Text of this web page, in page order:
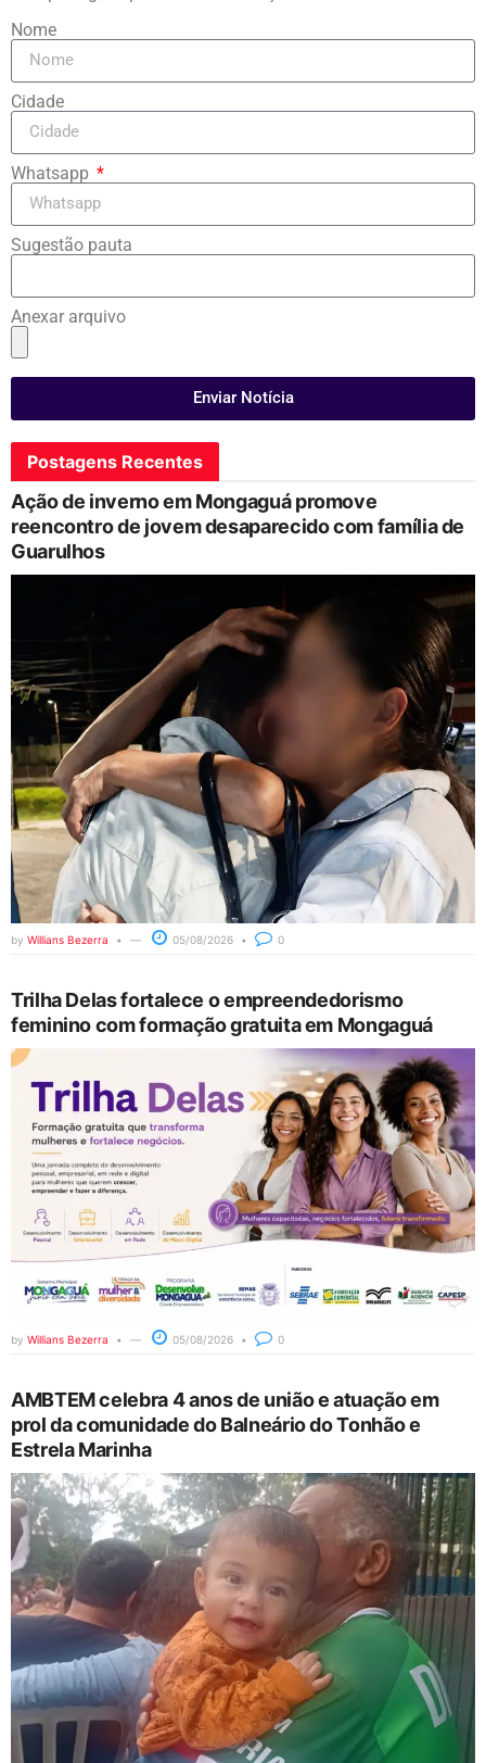
Nome
Cidade
Whatsapp
Sugestão pauta
Anexar arquivo
Enviar Notícia
Postagens Recentes
Ação de inverno em Mongaguá promove
reencontro de jovem desaparecido com família de
Guarulhos
by Willians Bezerra 05/08/2026 0
Trilha Delas fortalece o empreendedorismo
feminino com formação gratuita em Mongaguá
by Willians Bezerra 05/08/2026 0
AMBTEM celebra 4 anos de união e atuação em
prol da comunidade do Balneário do Tonhão e
Estrela Marinha